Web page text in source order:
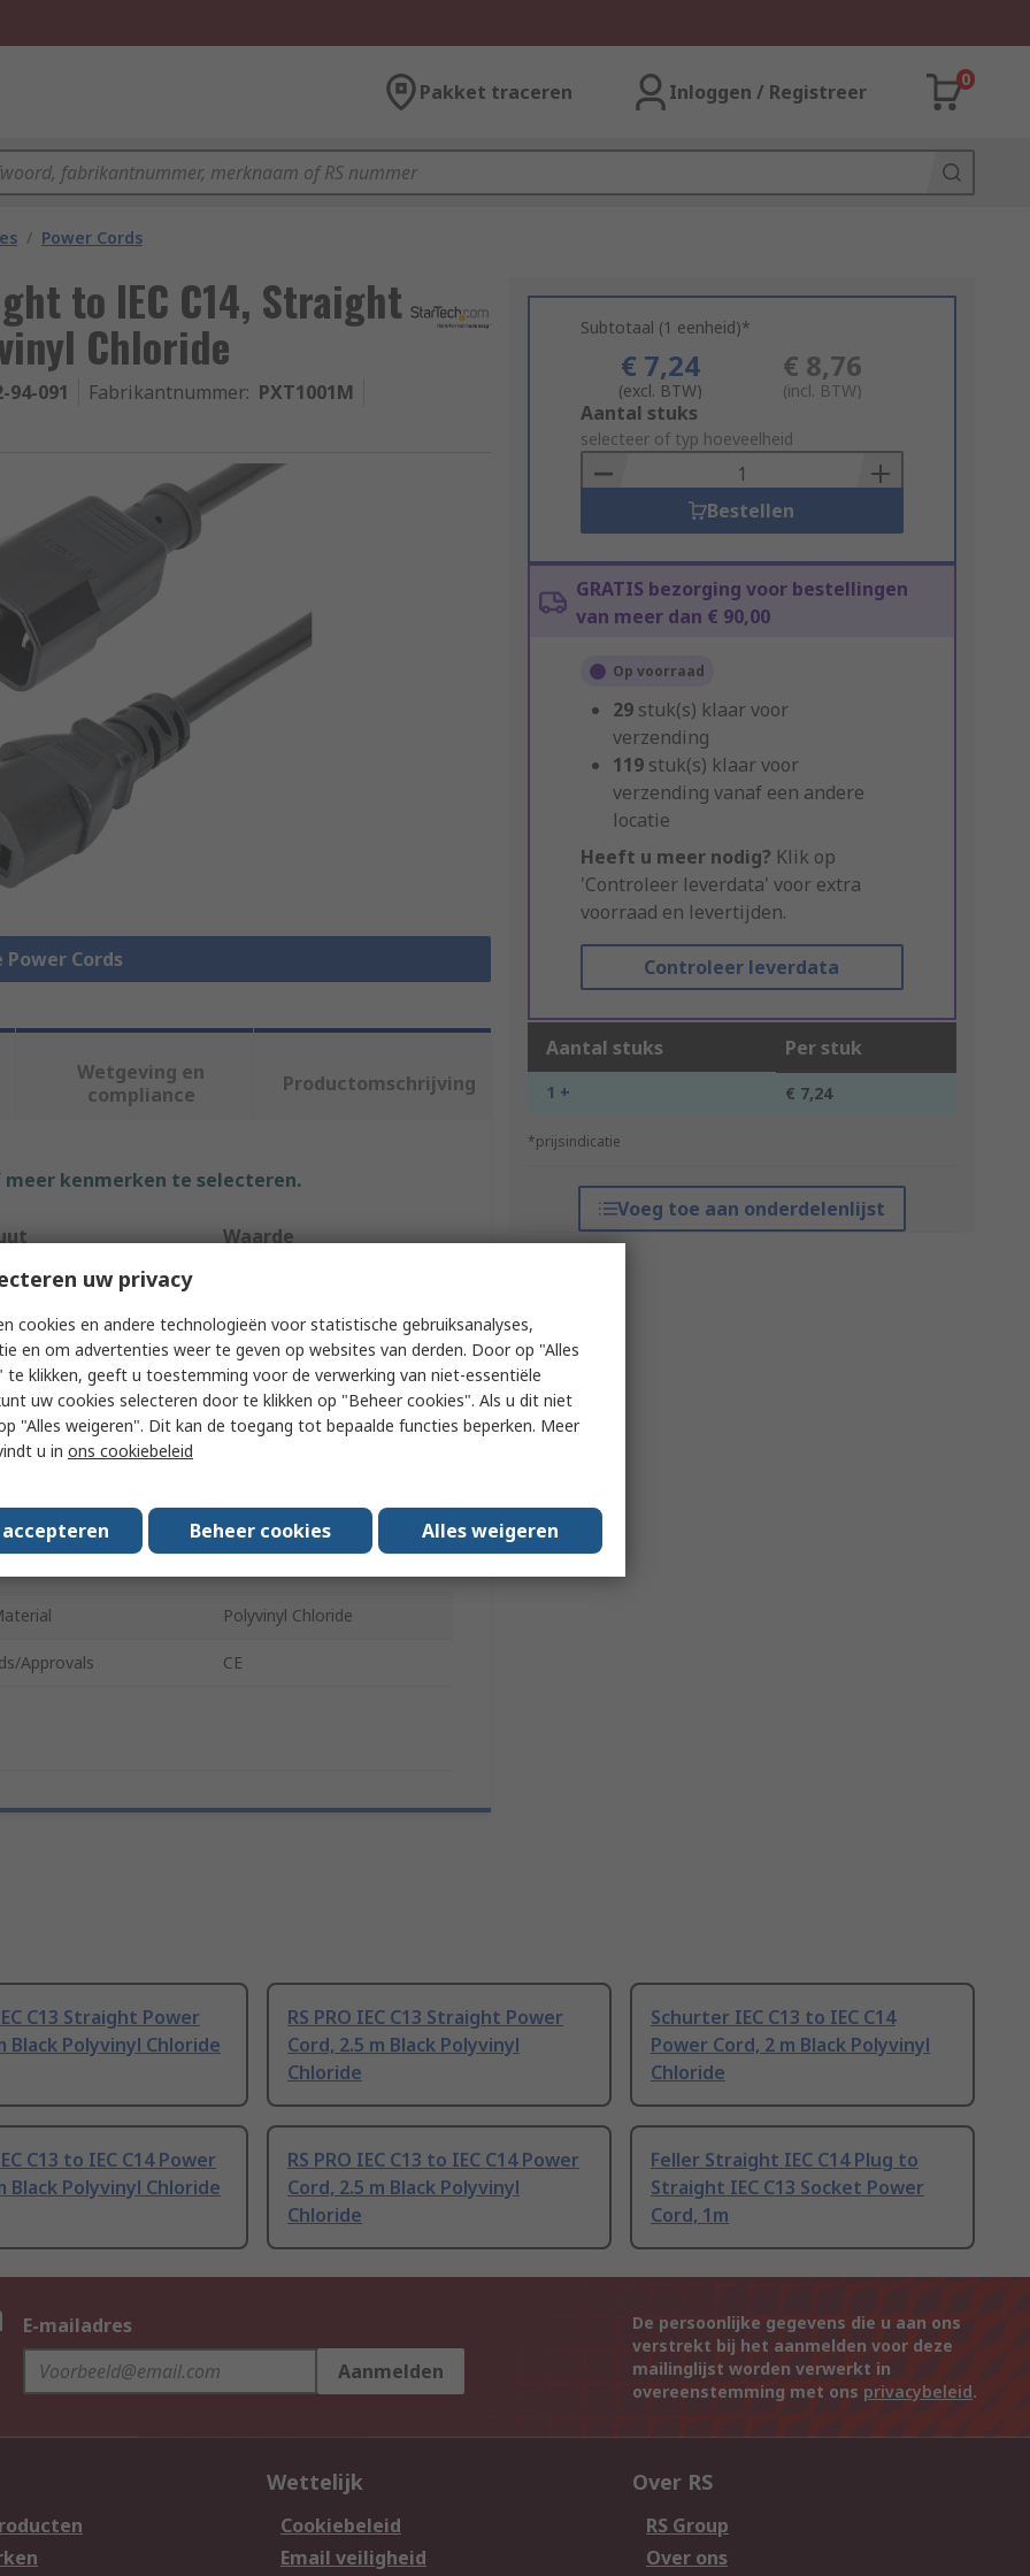
Pakket traceren Inloggen / Registreer
0
/ Power Cords
to IEC C14, Straight
Chloride
94-091 Fabrikantnummer: PXT1001M
Cords
Subtotaal (1 eenheid)*
€ 7,24
(excl. BTW)
€ 8,76
(incl. BTW)
Add
to
Basket
Aantal stuks
selecteer of typ hoeveelheid
Bestellen
GRATIS bezorging voor bestellingen
van meer dan € 90,00
Op voorraad
29 stuk(s) klaar voor
verzending
119 stuk(s) klaar voor
verzending vanaf een andere
locatie
Heeft u meer nodig? Klik op
'Controleer leverdata' voor extra
voorraad en levertijden.
Controleer leverdata
Aantal stuks Per stuk
1 + € 7,24
*prijsindicatie
Voeg toe aan onderdelenlijst
Wetgeving en
compliance
Productomschrijving
kenmerken te selecteren.
Waarde
Type A IEC C13, Straight
Power Cord
Type B IEC C14, Straight
Polyvinyl Chloride
Approvals CE
C13 Straight Power
Black Polyvinyl Chloride
RS PRO IEC C13 Straight Power
Cord, 2.5 m Black Polyvinyl
Chloride
Schurter IEC C13 to IEC C14
Power Cord, 2 m Black Polyvinyl
Chloride
C13 to IEC C14 Power
Black Polyvinyl Chloride
RS PRO IEC C13 to IEC C14 Power
Cord, 2.5 m Black Polyvinyl
Chloride
Feller Straight IEC C14 Plug to
Straight IEC C13 Socket Power
Cord, 1m
E-mailadres
Aanmelden
De persoonlijke gegevens die u aan ons
verstrekt bij het aanmelden voor deze
mailinglijst worden verwerkt in
overeenstemming met ons privacybeleid.
Wettelijk
Cookiebeleid
Email veiligheid
Over RS
RS Group
Over ons
uw privacy
cookies en andere technologieën voor statistische gebruiksanalyses,
en om advertenties weer te geven op websites van derden. Door op "Alles
te klikken, geeft u toestemming voor de verwerking van niet-essentiële
uw cookies selecteren door te klikken op "Beheer cookies". Als u dit niet
"Alles weigeren". Dit kan de toegang tot bepaalde functies beperken. Meer
u in ons cookiebeleid
Beheer cookies Alles weigeren